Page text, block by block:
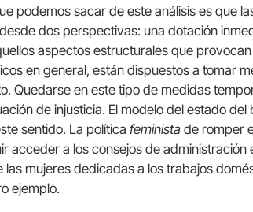
podemos sacar de este análisis es que
dos perspectivas: una dotación
aspectos estructurales que
en general, están dispuestos a tomar
Quedarse en este tipo de medidas
de injusticia. El modelo del estado del
sentido. La políticafeminista de romper
acceder a los consejos de
las mujeres dedicadas a los trabajos
ejemplo.